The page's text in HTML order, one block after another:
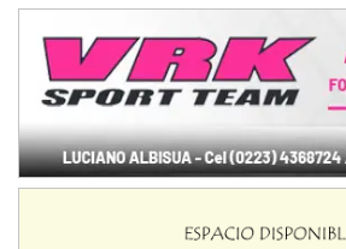
ENTRERRIANO - F6 (POSTERGADA)
Parque de la Velocidad (Asfalto)
Villaguay (Entre Ríos)
VICTORIENSE - F7
El Cerro (Tierra)